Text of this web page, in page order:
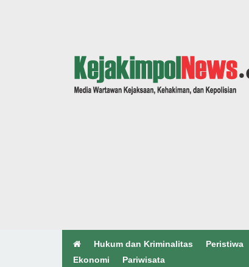
Hukum dan Kriminalitas Peristiwa
Ekonomi
Pariwisata